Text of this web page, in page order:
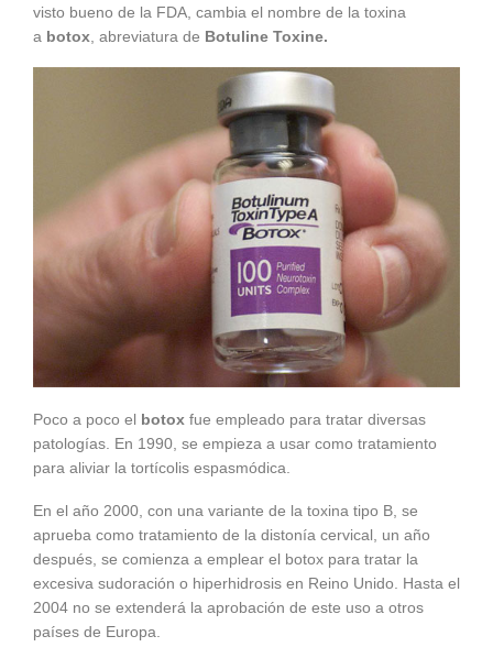
visto bueno de la FDA, cambia el nombre de la toxina
a botox , abreviatura de Botuline Toxine.
Poco a poco el botox fue empleado para tratar diversas
patologías. En 1990, se empieza a usar como tratamiento
para aliviar la tortícolis espasmódica.
En el año 2000, con una variante de la toxina tipo B, se
aprueba como tratamiento de la distonía cervical, un año
después, se comienza a emplear el botox para tratar la
excesiva sudoración o hiperhidrosis en Reino Unido. Hasta el
2004 no se extenderá la aprobación de este uso a otros
países de Europa.